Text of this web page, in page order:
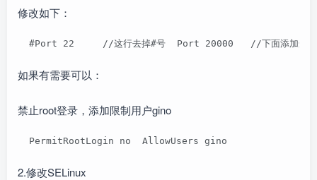
修改如下：
#Port 22     //这行去掉#号  Port 20000   //下面添加这
如果有需要可以：
禁止root登录，添加限制用户gino
  PermitRootLogin no  AllowUsers gino
2.修改SELinux